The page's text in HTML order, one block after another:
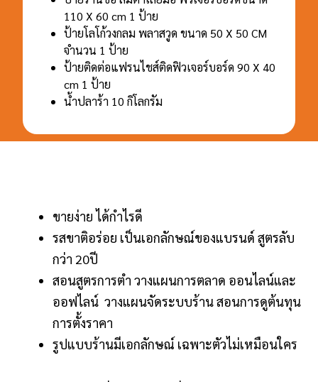
110 X 60 cm 1 ป้าย
ป้ายโลโก้วงกลม พลาสวูด ขนาด 50 X 50 CM
จำนวน 1 ป้าย
ป้ายติดต่อแฟรนไชส์ติดฟิวเจอร์บอร์ด 90 X 40
cm 1 ป้าย
น้ำปลาร้า 10 กิโลกรัม
ขายง่าย ได้กำไรดี
รสขาติอร่อย เป็นเอกลักษณ์ของแบรนด์ สูตรลับ
กว่า 20ปี
สอนสูตรการตำ วางแผนการตลาด ออนไลน์และ
ออฟไลน์ วางแผนจัดระบบร้าน สอนการดูต้นทุน
การตั้งราคา
รูปแบบร้านมีเอกลักษณ์ เฉพาะตัวไม่เหมือนใคร